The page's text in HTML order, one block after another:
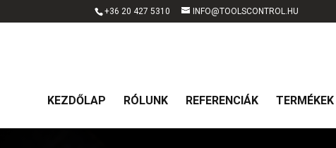
+36 20 427 5310 INFO@TOOLSCONTROL.HU
KEZDŐLAP RÓLUNK REFERENCIÁK TERMÉKEK